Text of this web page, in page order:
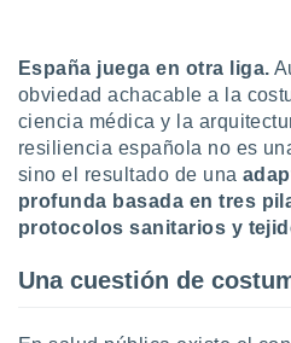
aceptar
de
sitio
En
de que
España juega en otra liga.
obviedad achacable a la
ciencia médica y la
resiliencia española no es
sino el resultado de una
profunda basada entres
protocolos sanitarios y
Una cuestión de